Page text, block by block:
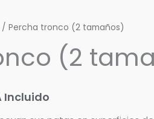
/ Percha tronco (2 tamaños)
(2
Incluido